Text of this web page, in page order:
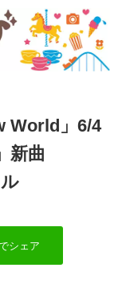
World」6/4
新曲
シェア